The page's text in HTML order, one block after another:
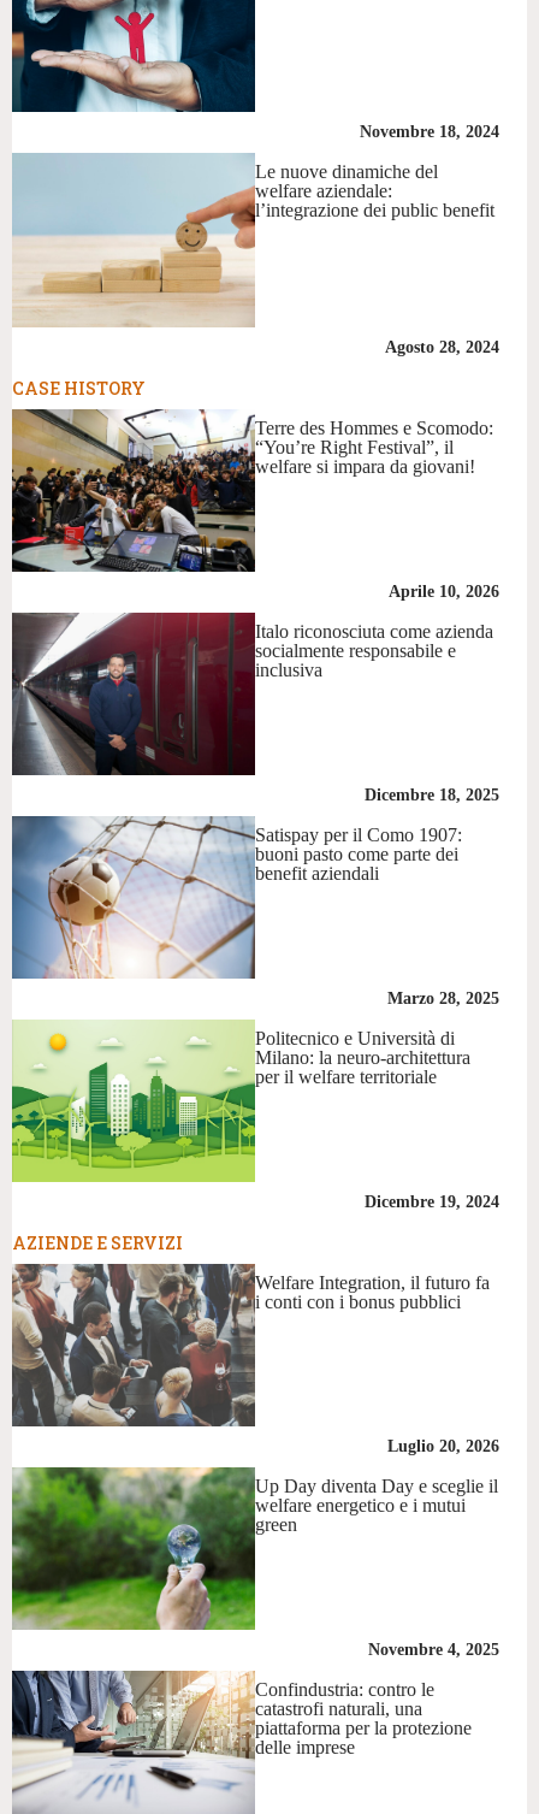
Novembre 18, 2024
Le nuove dinamiche del
welfare aziendale:
l’integrazione dei public benefit
Agosto 28, 2024
CASE HISTORY
Terre des Hommes e Scomodo:
“You’re Right Festival”, il
welfare si impara da giovani!
Aprile 10, 2026
Italo riconosciuta come azienda
socialmente responsabile e
inclusiva
Dicembre 18, 2025
Satispay per il Como 1907:
buoni pasto come parte dei
benefit aziendali
Marzo 28, 2025
Politecnico e Università di
Milano: la neuro-architettura
per il welfare territoriale
Dicembre 19, 2024
AZIENDE E SERVIZI
Welfare Integration, il futuro fa
i conti con i bonus pubblici
Luglio 20, 2026
Up Day diventa Day e sceglie il
welfare energetico e i mutui
green
Novembre 4, 2025
Confindustria: contro le
catastrofi naturali, una
piattaforma per la protezione
delle imprese